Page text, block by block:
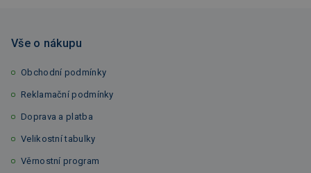
Vše o nákupu
Obchodní podmínky
Reklamační podmínky
Doprava a platba
Velikostní tabulky
Věrnostní program